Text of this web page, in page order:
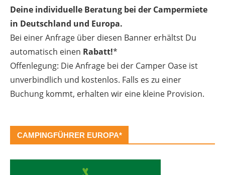
Deine individuelle Beratung bei der Campermiete
in Deutschland und Europa.
Bei einer Anfrage über diesen Banner erhältst Du
automatisch einen Rabatt!*
Offenlegung: Die Anfrage bei der Camper Oase ist
unverbindlich und kostenlos. Falls es zu einer
Buchung kommt, erhalten wir eine kleine Provision.
CAMPINGFÜHRER EUROPA*